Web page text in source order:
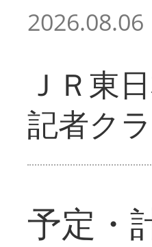
2026.08.06
ＪＲ東
記者ク
予定・